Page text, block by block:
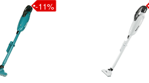
-11%